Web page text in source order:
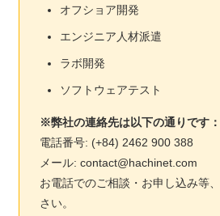
オフショア開発
エンジニア人材派遣
ラボ開発
ソフトウェアテスト
※弊社の連絡先は以下の通りです：
電話番号: (+84) 2462 900 388
メール: contact@hachinet.com
お電話でのご相談・お申し込み等
さい。